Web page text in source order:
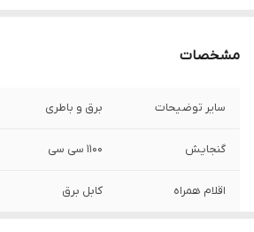
مشخصات
سایر توضیحات برق و باطری
گنجایش 1100 سی سی
اقلام همراه کابل برق